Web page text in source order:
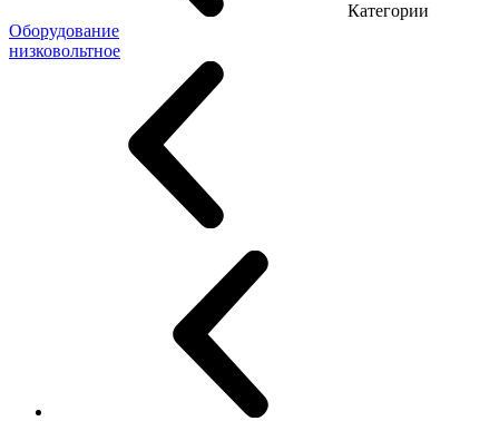
Категории
Оборудование
низковольтное